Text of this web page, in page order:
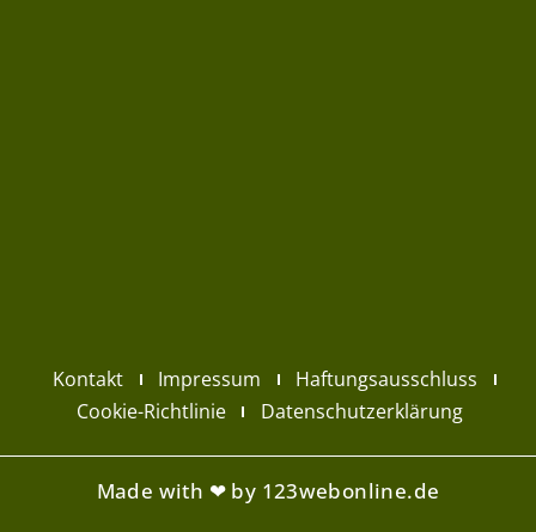
Kontakt Impressum
Haftungsausschluss
Cookie-Richtlinie
Datenschutzerklärung
Made with ❤ by 123webonline.de